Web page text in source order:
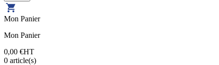
Mon Panier
Mon Panier
0,00 €HT
0 article(s)